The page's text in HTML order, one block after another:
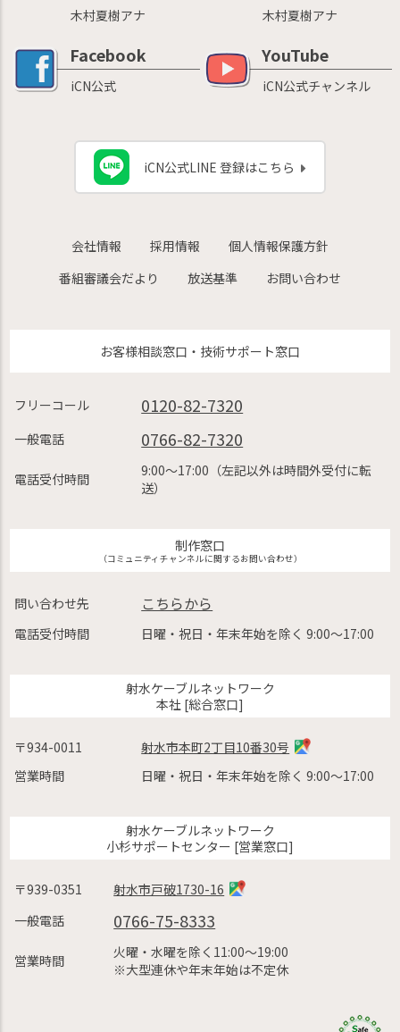
木村夏樹アナ
木村夏樹アナ
Facebook
iCN公式
YouTube
iCN公式チャンネル
iCN公式LINE 登録はこちら
会社情報 採用情報
個人情報保護方針
番組審議会だより
放送基準 お問い合わせ
お客様相談窓口・技術サポート窓口
フリーコール 0120-82-7320
一般電話 0766-82-7320
電話受付時間
9:00〜17:00（左記以外は時間外受付に転
送）
制作窓口
（コミュニティチャンネルに関するお問い合わせ）
問い合わせ先 こちらから
電話受付時間 日曜・祝日・年末年始を除く 9:00〜17:00
射水ケーブルネットワーク
本社 [総合窓口]
〒934-0011
射水市本町2丁目10番30号
営業時間
日曜・祝日・年末年始を除く 9:00〜17:00
射水ケーブルネットワーク
小杉サポートセンター [営業窓口]
〒939-0351
射水市戸破1730-16
一般電話
0766-75-8333
営業時間
火曜・水曜を除く11:00〜19:00
※大型連休や年末年始は不定休